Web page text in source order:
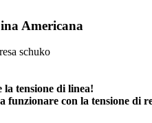
Americana
schuko
la tensione di linea!
funzionare con la tensione di